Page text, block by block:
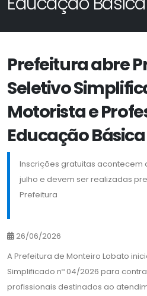
Prefeitura abre
Seletivo
Motorista e
Educação Básica
Inscrições gratuitas acontecem
julho e devem ser realizadas
Prefeitura
26/06/2026
A Prefeitura de Monteiro Lobato
Simplificado nº 04/2026 para
profissionais destinados ao